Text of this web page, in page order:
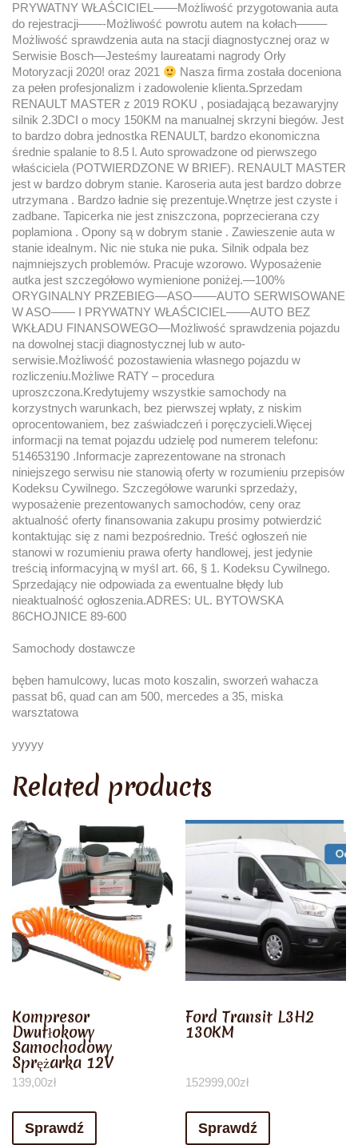
PRYWATNY WŁAŚCICIEL——Możliwość przygotowania auta
do rejestracji——-Możliwość powrotu autem na kołach——–
Możliwość sprawdzenia auta na stacji diagnostycznej oraz w
Serwisie Bosch—Jesteśmy laureatami nagrody Orły
Motoryzacji 2020! oraz 2021
Nasza firma została doceniona
za pełen profesjonalizm i zadowolenie klienta.Sprzedam
RENAULT MASTER z 2019 ROKU , posiadającą bezawaryjny
silnik 2.3DCI o mocy 150KM na manualnej skrzyni biegów. Jest
to bardzo dobra jednostka RENAULT, bardzo ekonomiczna
średnie spalanie to 8.5 l. Auto sprowadzone od pierwszego
właściciela (POTWIERDZONE W BRIEF). RENAULT MASTER
jest w bardzo dobrym stanie. Karoseria auta jest bardzo dobrze
utrzymana . Bardzo ładnie się prezentuje.Wnętrze jest czyste i
zadbane. Tapicerka nie jest zniszczona, poprzecierana czy
poplamiona . Opony są w dobrym stanie . Zawieszenie auta w
stanie idealnym. Nic nie stuka nie puka. Silnik odpala bez
najmniejszych problemów. Pracuje wzorowo. Wyposażenie
autka jest szczegółowo wymienione poniżej.—100%
ORYGINALNY PRZEBIEG—ASO——AUTO SERWISOWANE
W ASO—— I PRYWATNY WŁAŚCICIEL——AUTO BEZ
WKŁADU FINANSOWEGO—Możliwość sprawdzenia pojazdu
na dowolnej stacji diagnostycznej lub w auto-
serwisie.Możliwość pozostawienia własnego pojazdu w
rozliczeniu.Możliwe RATY – procedura
uproszczona.Kredytujemy wszystkie samochody na
korzystnych warunkach, bez pierwszej wpłaty, z niskim
oprocentowaniem, bez zaświadczeń i poręczycieli.Więcej
informacji na temat pojazdu udzielę pod numerem telefonu:
514653190 .Informacje zaprezentowane na stronach
niniejszego serwisu nie stanowią oferty w rozumieniu przepisów
Kodeksu Cywilnego. Szczegółowe warunki sprzedaży,
wyposażenie prezentowanych samochodów, ceny oraz
aktualność oferty finansowania zakupu prosimy potwierdzić
kontaktując się z nami bezpośrednio. Treść ogłoszeń nie
stanowi w rozumieniu prawa oferty handlowej, jest jedynie
treścią informacyjną w myśl art. 66, § 1. Kodeksu Cywilnego.
Sprzedający nie odpowiada za ewentualne błędy lub
nieaktualność ogłoszenia.ADRES: UL. BYTOWSKA
86CHOJNICE 89-600
Samochody dostawcze
bęben hamulcowy, lucas moto koszalin, sworzeń wahacza
passat b6, quad can am 500, mercedes a 35, miska
warsztatowa
yyyyy
Related products
Kompresor
Dwutłokowy
Samochodowy
Sprężarka 12V
139,00zł
Sprawdź
Ford Transit L3H2
130KM
152999,00zł
Sprawdź